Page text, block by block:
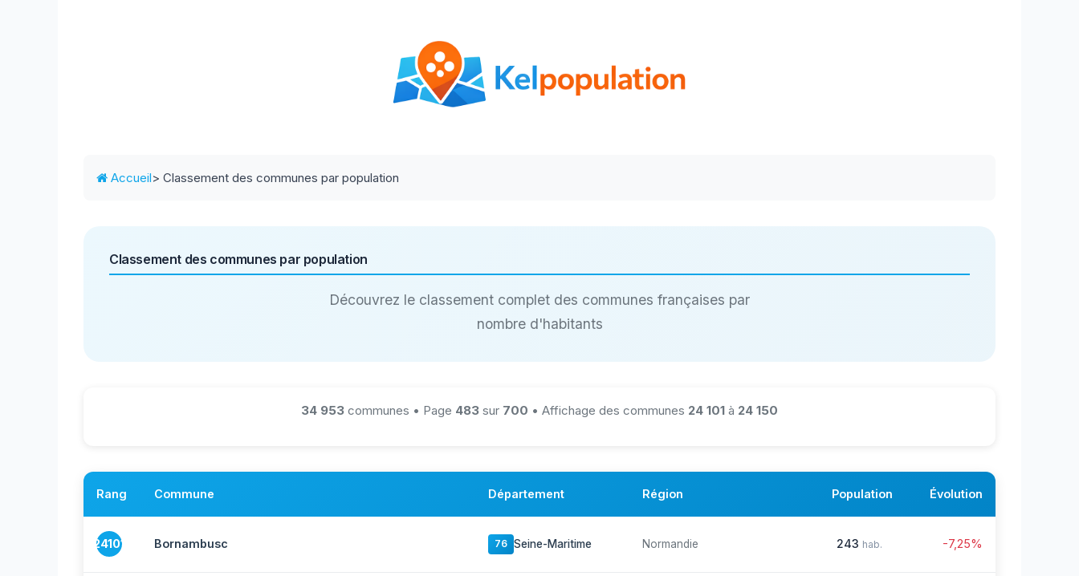
Accueil> Classement des communes par population
Classement des communes par population
Découvrez le classement complet des communes françaises par
nombre d'habitants
34 953 communes • Page 483 sur 700 • Affichage des communes 24 101 à 24 150
Rang Commune Département Région Population Évolution
24101 Bornambusc 76 Seine-Maritime Normandie 243 hab. -7,25%